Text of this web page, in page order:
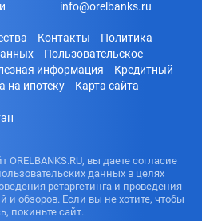
info@orelbanks.ru
Контакты
Политика
Пользовательское
информация
Кредитный
на ипотеку Карта сайта
вы даете согласие
данных в целях
ретаргетинга и проведения
и обзоров. Если вы не хотите, чтобы
покиньте сайт.